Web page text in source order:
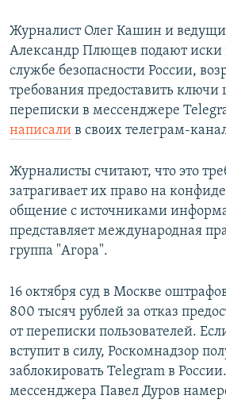
Все сайты РСЕ/РС
Журналист Олег Кашин и
Александр Плющев подают иски
службе безопасности России,
требования предоставить
переписки в мессенджере
написали в своих телеграм-
Журналисты считают, что это
затрагивает их право на
общение с источниками
представляет международная
группа "Агора".
16 октября суд в Москве
800 тысяч рублей за отказ
от переписки пользователей.
вступит в силу, Роскомнадзор
заблокировать Telegram в
мессенджера Павел Дуров